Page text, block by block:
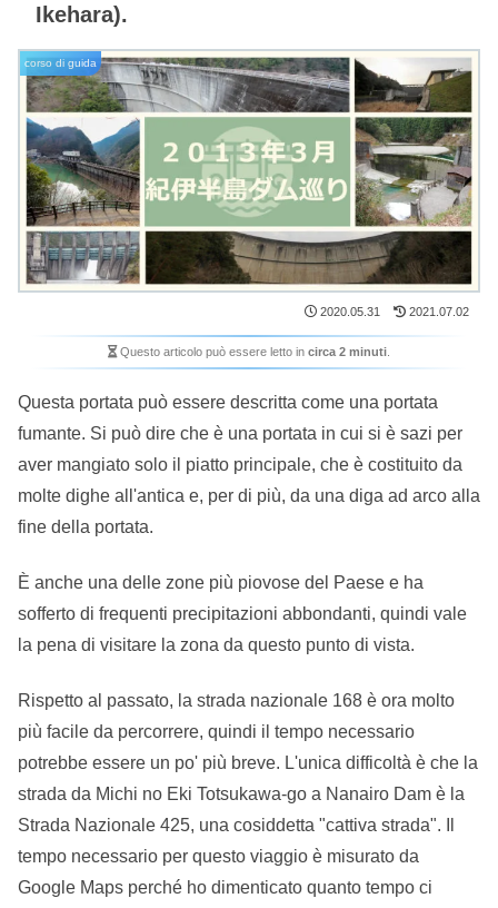
Ikehara).
corso di guida
2020.05.31 2021.07.02
Questo articolo può essere letto in circa 2 minuti
Questa portata può essere descritta come una portata
fumante. Si può dire che è una portata in cui si è sazi per
aver mangiato solo il piatto principale, che è costituito da
molte dighe all'antica e, per di più, da una diga ad arco alla
fine della portata.
È anche una delle zone più piovose del Paese e ha
sofferto di frequenti precipitazioni abbondanti, quindi vale
la pena di visitare la zona da questo punto di vista.
Rispetto al passato, la strada nazionale 168 è ora molto
più facile da percorrere, quindi il tempo necessario
potrebbe essere un po' più breve. L'unica difficoltà è che la
strada da Michi no Eki Totsukawa-go a Nanairo Dam è la
Strada Nazionale 425, una cosiddetta "cattiva strada". Il
tempo necessario per questo viaggio è misurato da
Google Maps perché ho dimenticato quanto tempo ci